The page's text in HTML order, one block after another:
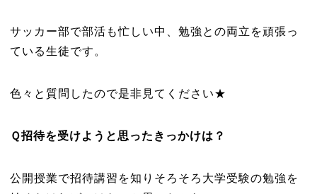
サッカー部で部活も忙しい中、勉強との両立を頑張っ
ている生徒です。
色々と質問したので是非見てください★
Ｑ招待を受けようと思ったきっかけは？
公開授業で招待講習を知りそろそろ大学受験の勉強を